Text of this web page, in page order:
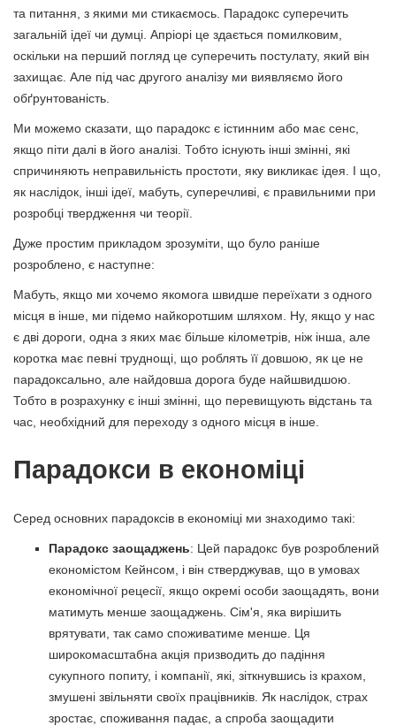
та питання, з якими ми стикаємось. Парадокс суперечить
загальній ідеї чи думці. Апріорі це здається помилковим,
оскільки на перший погляд це суперечить постулату, який він
захищає. Але під час другого аналізу ми виявляємо його
обґрунтованість.
Ми можемо сказати, що парадокс є істинним або має сенс,
якщо піти далі в його аналізі. Тобто існують інші змінні, які
спричиняють неправильність простоти, яку викликає ідея. І що,
як наслідок, інші ідеї, мабуть, суперечливі, є правильними при
розробці твердження чи теорії.
Дуже простим прикладом зрозуміти, що було раніше
розроблено, є наступне:
Мабуть, якщо ми хочемо якомога швидше переїхати з одного
місця в інше, ми підемо найкоротшим шляхом. Ну, якщо у нас
є дві дороги, одна з яких має більше кілометрів, ніж інша, але
коротка має певні труднощі, що роблять її довшою, як це не
парадоксально, але найдовша дорога буде найшвидшою.
Тобто в розрахунку є інші змінні, що перевищують відстань та
час, необхідний для переходу з одного місця в інше.
Парадокси в економіці
Серед основних парадоксів в економіці ми знаходимо такі:
Парадокс заощаджень: Цей парадокс був розроблений
економістом Кейнсом, і він стверджував, що в умовах
економічної рецесії, якщо окремі особи заощадять, вони
матимуть менше заощаджень. Сім'я, яка вирішить
врятувати, так само споживатиме менше. Ця
широкомасштабна акція призводить до падіння
сукупного попиту, і компанії, які, зіткнувшись із крахом,
змушені звільняти своїх працівників. Як наслідок, страх
зростає, споживання падає, а спроба заощадити